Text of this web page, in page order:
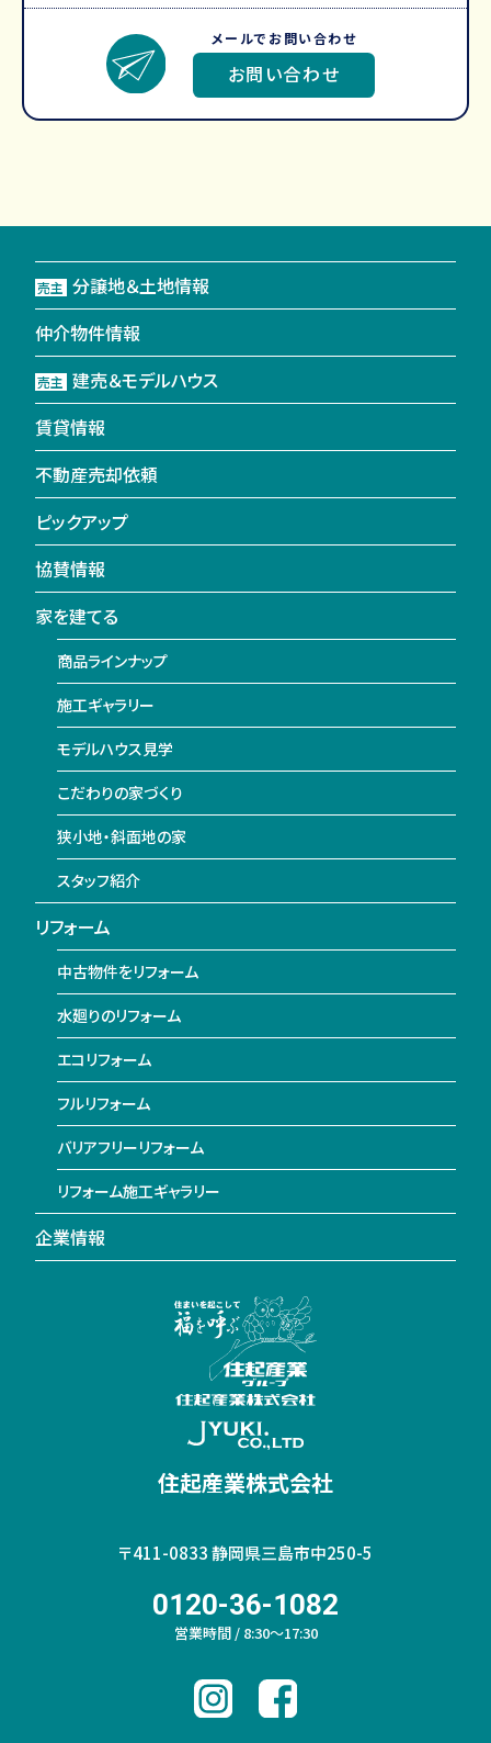
メールでお問い合わせ
お問い合わせ
売主 分譲地＆土地情報
仲介物件情報
売主 建売＆モデルハウス
賃貸情報
不動産売却依頼
ピックアップ
協賛情報
家を建てる
商品ラインナップ
施工ギャラリー
モデルハウス見学
こだわりの家づくり
狭小地・斜面地の家
スタッフ紹介
リフォーム
中古物件をリフォーム
水廻りのリフォーム
エコリフォーム
フルリフォーム
バリアフリーリフォーム
リフォーム施工ギャラリー
企業情報
住起産業株式会社
〒411-0833静岡県三島市中250-5
0120-36-1082
営業時間 / 8:30～17:30